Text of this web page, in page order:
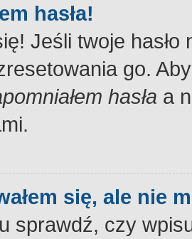
hasła!
Jeśli twoje
go.
hasła a
się, ale nie
sprawdź, czy